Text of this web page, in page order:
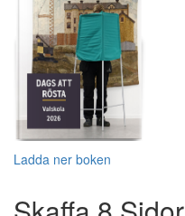
Ladda ner boken